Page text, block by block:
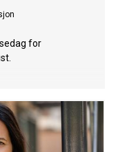
for